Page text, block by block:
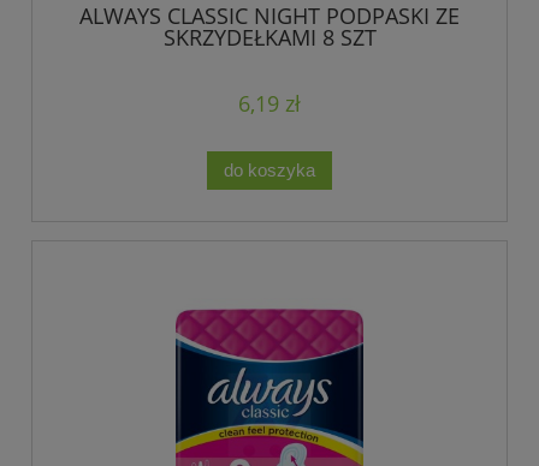
ALWAYS CLASSIC NIGHT PODPASKI ZE
SKRZYDEŁKAMI 8 SZT
6,19 zł
do koszyka